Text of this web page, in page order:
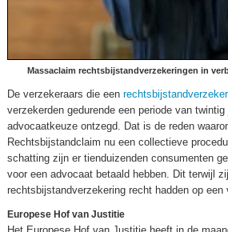
Massaclaim rechtsbijstandverzekeringen in
De verzekeraars die een
verzekerden gedurende een periode van
advocaatkeuze ontzegd. Dat is de reden
Rechtsbijstandclaim nu een collectieve
schatting zijn er tienduizenden consumenten
voor een advocaat betaald hebben. Dit terwijl
rechtsbijstandverzekering recht hadden op een
Europese Hof van Justitie